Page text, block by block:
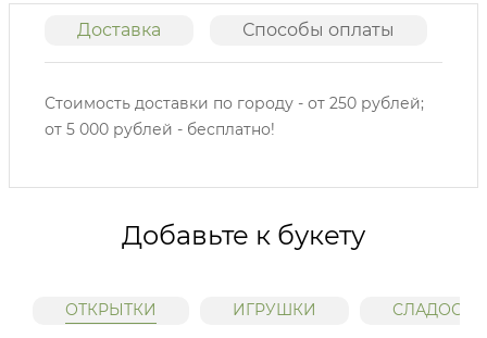
Доставка Способы оплаты
Стоимость доставки по городу - от 250 рублей;
от 5 000 рублей - бесплатно!
Добавьте к букету
ОТКРЫТКИ ИГРУШКИ СЛАДОСТИ